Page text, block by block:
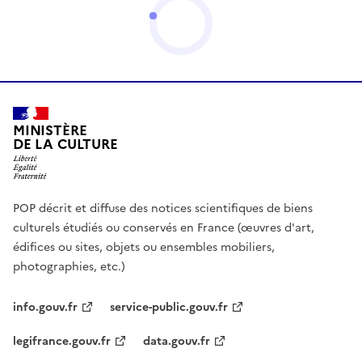
MINISTÈRE
DE LA CULTURE
POP décrit et diffuse des notices scientifiques de biens
culturels étudiés ou conservés en France (œuvres d'art,
édifices ou sites, objets ou ensembles mobiliers,
photographies, etc.)
info.gouv.fr
service-public.gouv.fr
legifrance.gouv.fr
data.gouv.fr